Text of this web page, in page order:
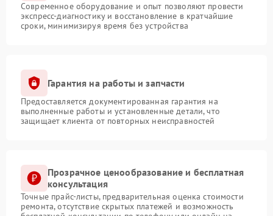
Современное оборудование и опыт позволяют провести
экспресс-диагностику и восстановление в кратчайшие
сроки, минимизируя время без устройства
Гарантия на работы и запчасти
Предоставляется документированная гарантия на
выполненные работы и установленные детали, что
защищает клиента от повторных неисправностей
Прозрачное ценообразование и бесплатная
консультация
Точные прайс-листы, предварительная оценка стоимости
ремонта, отсутствие скрытых платежей и возможность